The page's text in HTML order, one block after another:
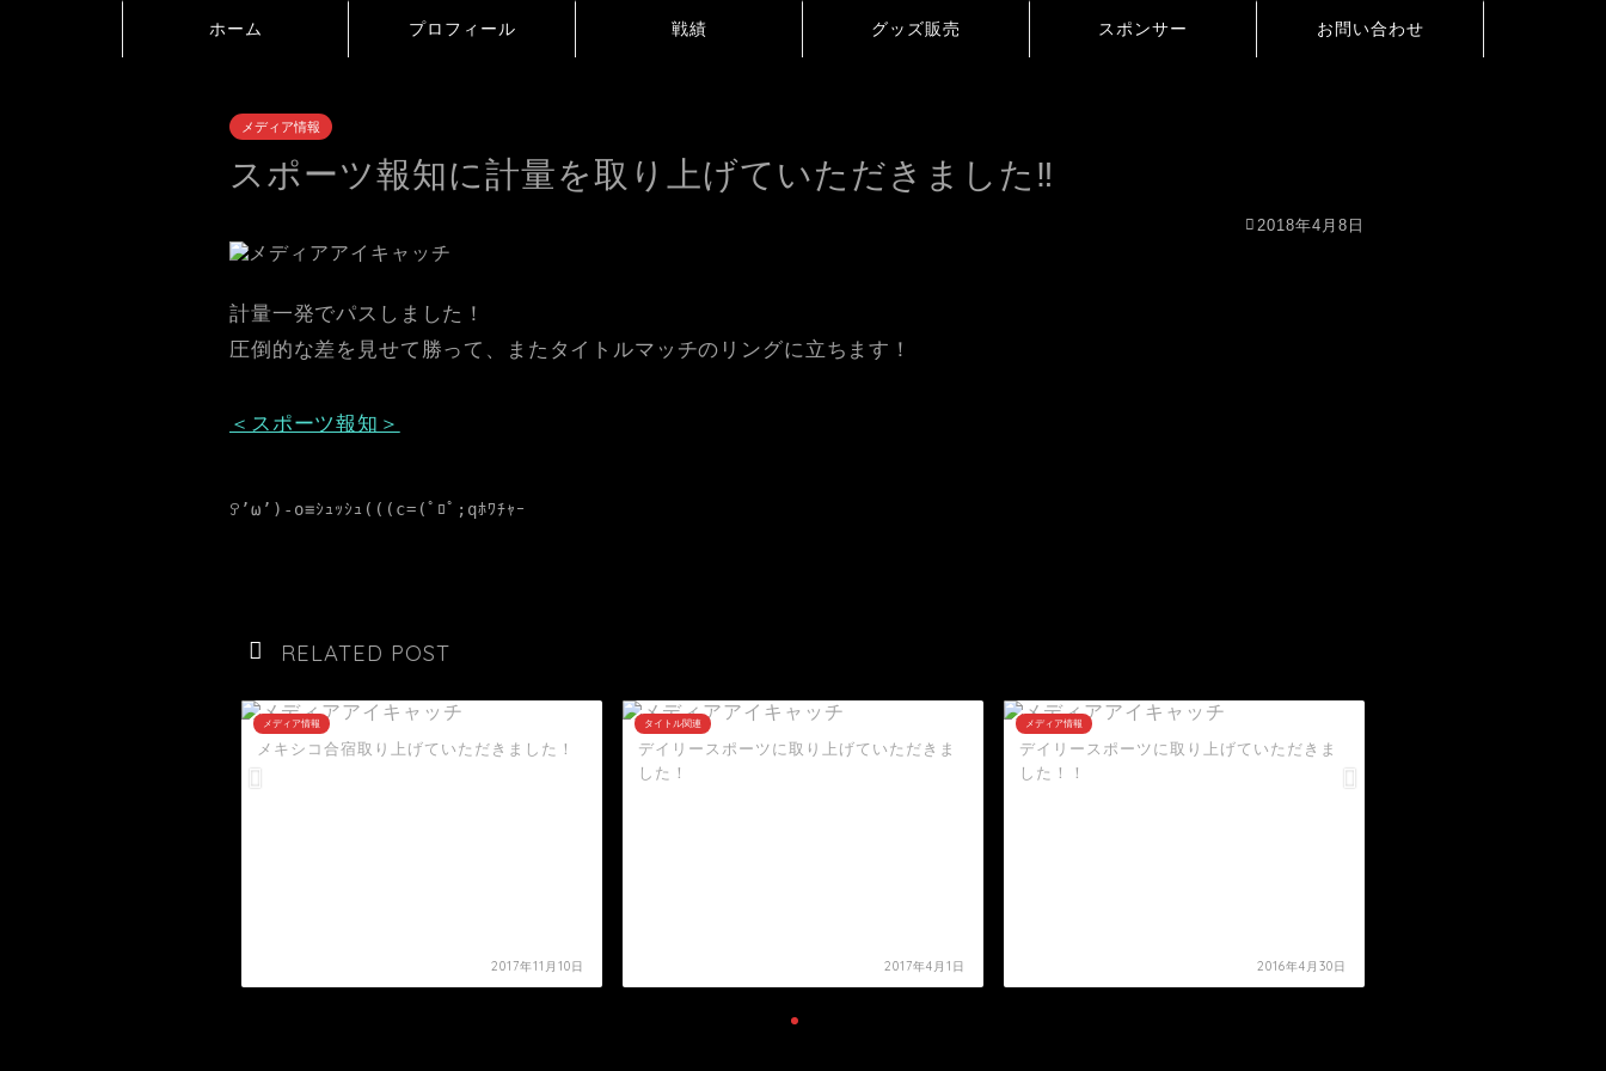
ホーム プロフィール 戦績 グッズ販売 スポンサー お問い合わせ
メディア情報
スポーツ報知に計量を取り上げていただきました‼
2018年4月8日
計量一発でパスしました！
圧倒的な差を見せて勝って、またタイトルマッチのリングに立ちます！
＜スポーツ報知＞
ꎤ’ω’)-o≡ｼｭｯｼｭ(((c=(ﾟﾛﾟ;qﾎﾜﾁｬｰ
RELATED POST
メディア情報
メキシコ合宿取り上げていただきました！
2017年11月10日
タイトル関連
デイリースポーツに取り上げていただきま
した！
2017年4月1日
メディア情報
デイリースポーツに取り上げていただきま
した！！
2016年4月30日